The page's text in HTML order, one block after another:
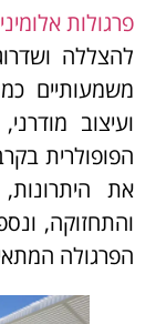
פרגולות
להצללה
משמעותיים
ועיצוב מודרני,
הפופולרית
את
והתחזוקה,
הפרגולה